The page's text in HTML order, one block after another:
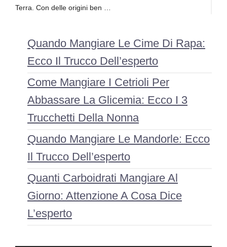
Terra. Con delle origini ben …
Quando Mangiare Le Cime Di Rapa:
Ecco Il Trucco Dell’esperto
Come Mangiare I Cetrioli Per
Abbassare La Glicemia: Ecco I 3
Trucchetti Della Nonna
Quando Mangiare Le Mandorle: Ecco
Il Trucco Dell’esperto
Quanti Carboidrati Mangiare Al
Giorno: Attenzione A Cosa Dice
L’esperto